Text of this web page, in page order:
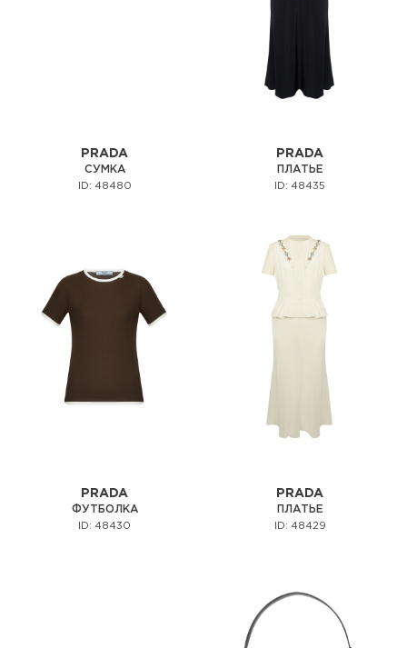
PRADA
СУМКА
ID: 48480
PRADA
ПЛАТЬЕ
ID: 48435
PRADA
ФУТБОЛКА
ID: 48430
PRADA
ПЛАТЬЕ
ID: 48429